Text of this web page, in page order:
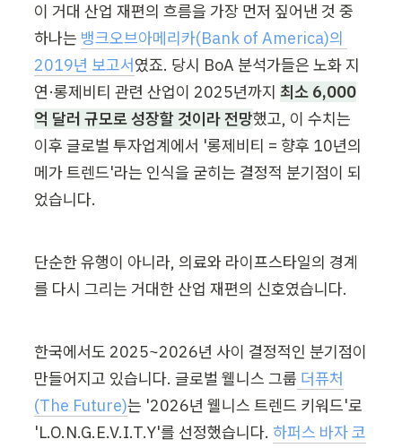
이 거대 산업 재편의 흐름을 가장 먼저 짚어낸 것 중
하나는 뱅크오브아메리카(Bank of America)의
2019년 보고서였죠. 당시 BoA 분석가들은 노화 지
연·롱제비티 관련 산업이 2025년까지 최소 6,000
억 달러 규모로 성장할 것이라 전망했고, 이 수치는
이후 글로벌 투자업계에서 '롱제비티 = 향후 10년의
메가 트렌드'라는 인식을 굳히는 결정적 분기점이 되
었습니다.
단순한 유행이 아니라, 의료와 라이프스타일의 경계
를 다시 그리는 거대한 산업 재편의 신호였습니다.
한국에서도 2025~2026년 사이 결정적인 분기점이
만들어지고 있습니다. 글로벌 웰니스 그룹 더퓨처
(The Future)는 '2026년 웰니스 트렌드 키워드'로
'L.O.N.G.E.V.I.T.Y'를 선정했습니다. 하퍼스 바자 코